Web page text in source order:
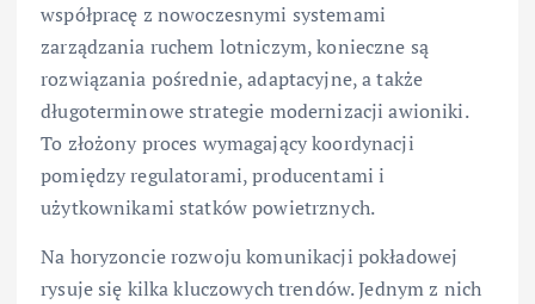
współpracę z nowoczesnymi systemami
zarządzania ruchem lotniczym, konieczne są
rozwiązania pośrednie, adaptacyjne, a także
długoterminowe strategie modernizacji awioniki.
To złożony proces wymagający koordynacji
pomiędzy regulatorami, producentami i
użytkownikami statków powietrznych.
Na horyzoncie rozwoju komunikacji pokładowej
rysuje się kilka kluczowych trendów. Jednym z nich